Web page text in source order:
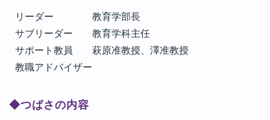
リーダー 教育学部長
サブリーダー 教育学科主任
サポート教員 萩原准教授、澤准教授
教職アドバイザー
◆つばさの内容